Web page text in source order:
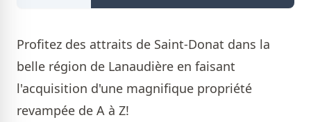
Profitez des attraits de Saint-Donat dans la
belle région de Lanaudière en faisant
l'acquisition d'une magnifique propriété
revampée de A à Z!